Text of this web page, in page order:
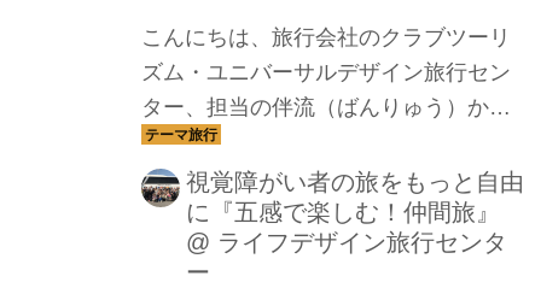
こんにちは、旅行会社のクラブツーリ
ズム・ユニバーサルデザイン旅行セン
ター、担当の伴流（ばんりゅう）から
のご案内です。今回は、５日間で気軽
にエジプトのピラミッド観光をお楽し
みいただける企画です。また、ご希望
の方には、現地手引きガイドを追加代
視覚障がい者の旅をもっと自由
に『五感で楽しむ！仲間旅』
@ ライフデザイン旅行センタ
ー